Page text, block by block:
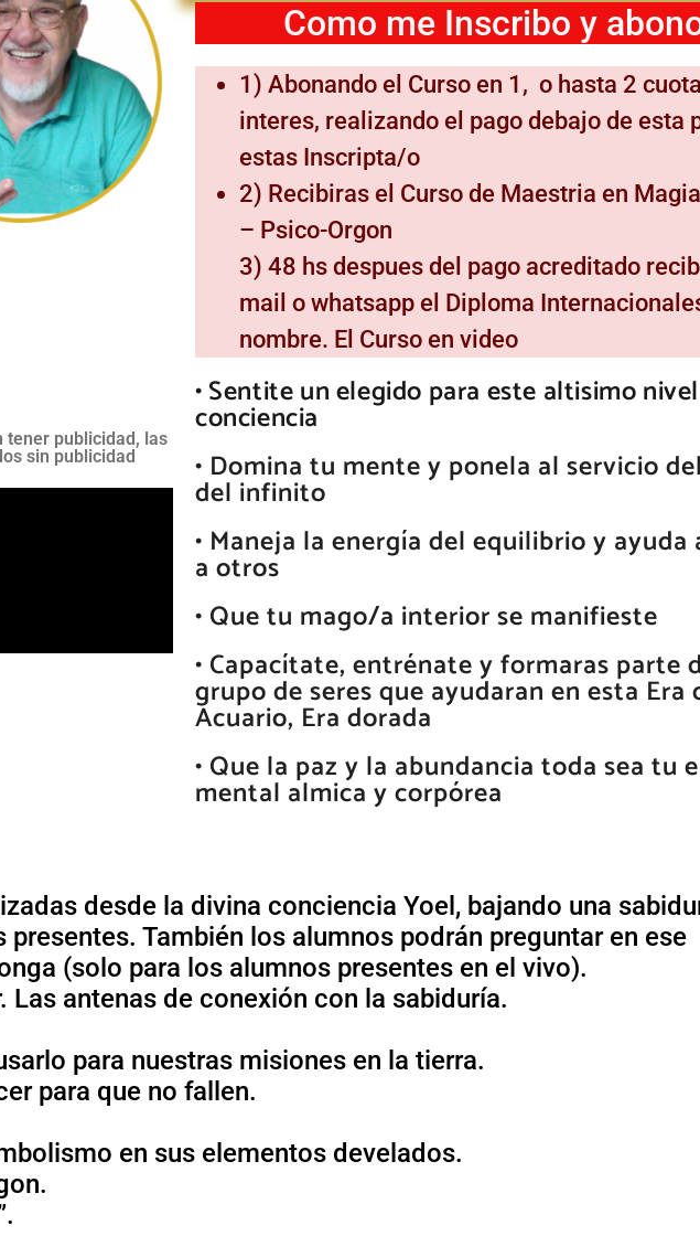
Como me Inscribo y
1) Abonando el Curso en 1, o hasta 2
interes, realizando el pago debajo de esta
estas Inscripta/o
2) Recibiras el Curso de Maestria en
– Psico-Orgon
3) 48 hs despues del pago acreditado
mail o whatsapp el Diploma
nombre. El Curso en video
tener publicidad, las
sin publicidad
• Sentite un elegido para este altisimo
conciencia
• Domina tu mente y ponela al servicio
del infinito
• Maneja la energía del equilibrio y ayuda
a otros
• Que tu mago/a interior se manifieste
• Capacítate, entrénate y formaras parte
grupo de seres que ayudaran en esta Era
Acuario, Era dorada
• Que la paz y la abundancia toda sea tu
mental almica y corpórea
desde la divina conciencia Yoel, bajando una
También los alumnos podrán preguntar en ese
(solo para los alumnos presentes en el vivo).
antenas de conexión con la sabiduría.
para nuestras misiones en la tierra.
para que no fallen.
en sus elementos develados.